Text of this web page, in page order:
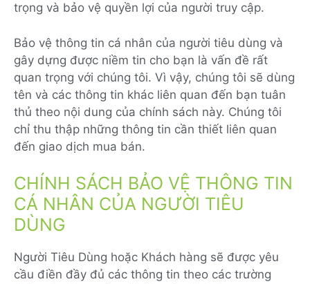
trọng và bảo vệ quyền lợi của người truy cập.
Bảo vệ thông tin cá nhân của người tiêu dùng và
gây dựng được niềm tin cho bạn là vấn đề rất
quan trọng với chúng tôi. Vì vậy, chúng tôi sẽ dùng
tên và các thông tin khác liên quan đến bạn tuân
thủ theo nội dung của chính sách này. Chúng tôi
chỉ thu thập những thông tin cần thiết liên quan
đến giao dịch mua bán.
CHÍNH SÁCH BẢO VỆ THÔNG TIN
CÁ NHÂN CỦA NGƯỜI TIÊU
DÙNG
Người Tiêu Dùng hoặc Khách hàng sẽ được yêu
cầu điền đầy đủ các thông tin theo các trường